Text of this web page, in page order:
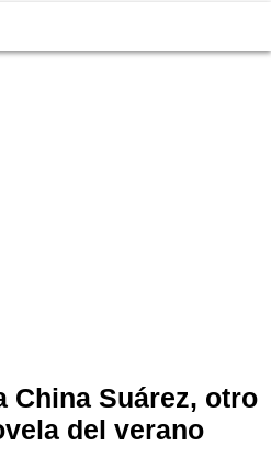
China Suárez, otro
del verano